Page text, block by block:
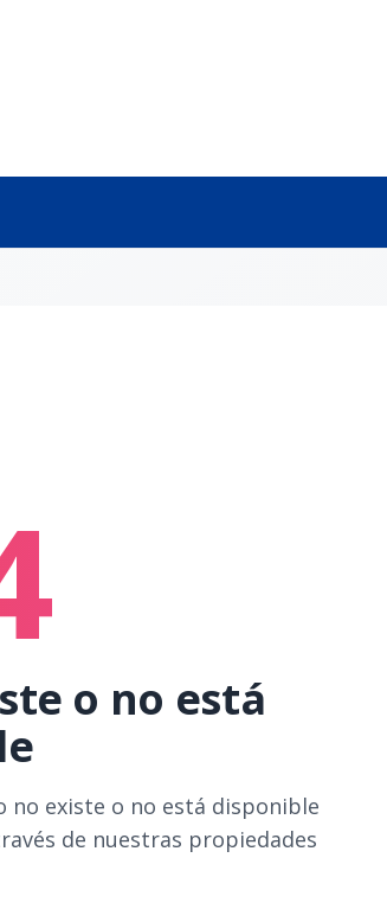
o no está
no existe o no está disponible
de nuestras propiedades